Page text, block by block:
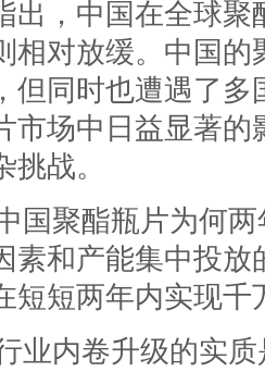
出，中国在全球
相对放缓。中国
但同时也遭遇了
市场中日益显著
战。
国聚酯瓶片为何
素和产能集中投
短短两年内实现千
业内卷升级的实